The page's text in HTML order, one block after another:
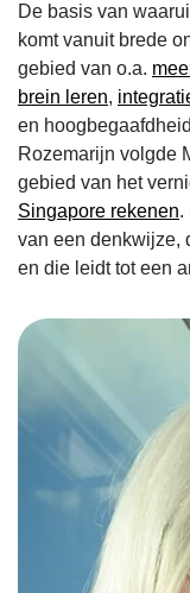
De basis van
komt vanuit brede
gebied van o.a.
brein leren,
en
Rozemarijn volgde
gebied van het
Singapore rekenen.
van een denkwijze,
en die leidt tot een